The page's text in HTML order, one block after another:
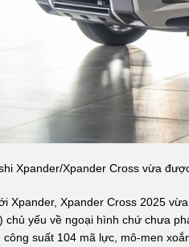
Xpander/Xpander Cross vừa
Xpander, Xpander Cross 2025
chủ yếu về ngoại hình chứ chưa
công suất 104 mã lực, mô-men